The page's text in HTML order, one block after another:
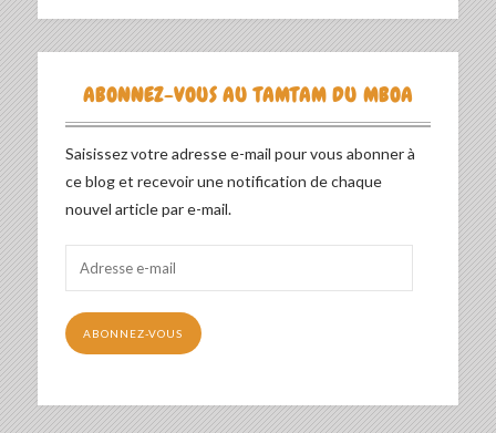
ABONNEZ-VOUS AU TAMTAM DU MBOA
Saisissez votre adresse e-mail pour vous abonner à
ce blog et recevoir une notification de chaque
nouvel article par e-mail.
mail
ABONNEZ-VOUS